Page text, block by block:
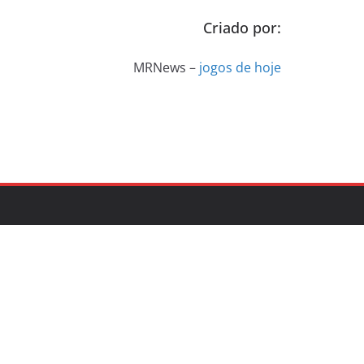
Criado por:
MRNews – jogos de hoje